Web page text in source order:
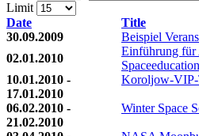
Limit
Date
Title
30.09.2009
Beispiel
02.01.2010
Einführung für
10.01.2010 -
17.01.2010
Koroljow-
06.02.2010 -
21.02.2010
Winter Space